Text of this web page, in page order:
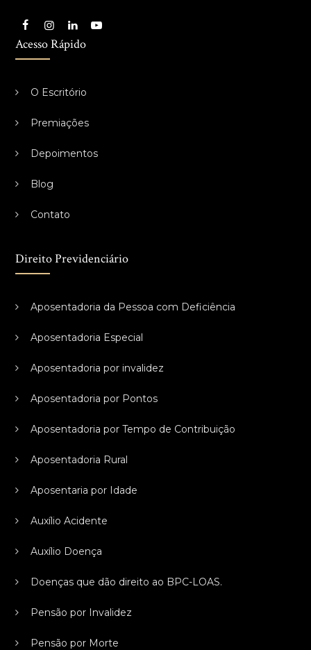
Acesso Rápido
O Escritório
Premiações
Depoimentos
Blog
Contato
Direito Previdenciário
Aposentadoria da Pessoa com Deficiência
Aposentadoria Especial
Aposentadoria por invalidez
Aposentadoria por Pontos
Aposentadoria por Tempo de Contribuição
Aposentadoria Rural
Aposentaria por Idade
Auxílio Acidente
Auxílio Doença
Doenças que dão direito ao BPC-LOAS.
Pensão por Invalidez
Pensão por Morte